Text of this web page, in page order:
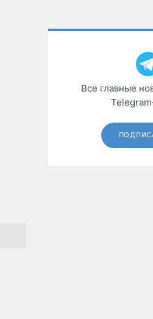
Все главные